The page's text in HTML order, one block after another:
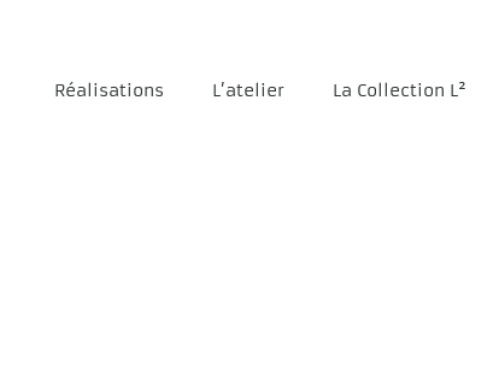
Réalisations L’atelier La Collection L²